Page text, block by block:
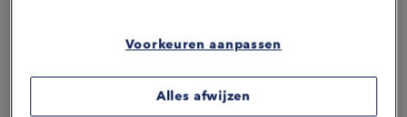
Voorkeuren aanpassen
Alles afwijzen